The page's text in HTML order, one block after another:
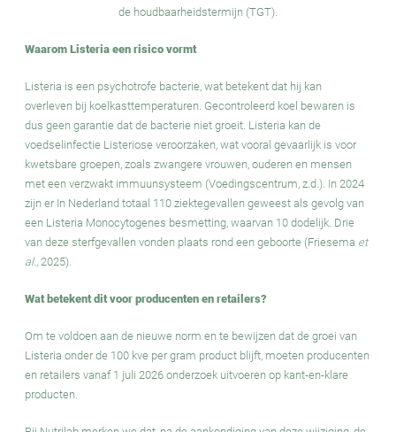
de houdbaarheidstermijn (TGT).
Waarom Listeria een risico vormt
Listeria is een psychotrofe bacterie, wat betekent dat hij kan
overleven bij koelkasttemperaturen. Gecontroleerd koel bewaren is
dus geen garantie dat de bacterie niet groeit. Listeria kan de
voedselinfectie Listeriose veroorzaken, wat vooral gevaarlijk is voor
kwetsbare groepen, zoals zwangere vrouwen, ouderen en mensen
met een verzwakt immuunsysteem (Voedingscentrum, z.d.). In 2024
zijn er In Nederland totaal 110 ziektegevallen geweest als gevolg van
een Listeria Monocytogenes besmetting, waarvan 10 dodelijk. Drie
van deze sterfgevallen vonden plaats rond een geboorte (Friesema et
al., 2025).
Wat betekent dit voor producenten en retailers?
Om te voldoen aan de nieuwe norm en te bewijzen dat de groei van
Listeria onder de 100 kve per gram product blijft, moeten producenten
en retailers vanaf 1 juli 2026 onderzoek uitvoeren op kant-en-klare
producten.